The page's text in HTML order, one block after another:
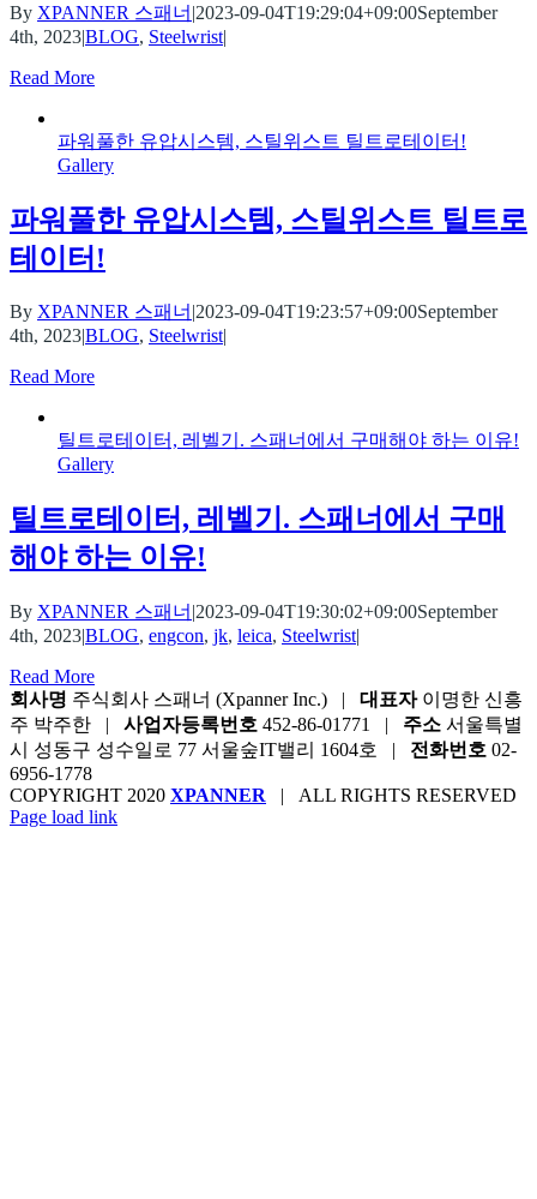
By XPANNER 스패너 |2023-09-04T19:29:04+09:00September
4th, 2023|BLOG, Steelwrist|
Read More
파워풀한 유압시스템, 스틸위스트 틸트로테이터!
Gallery
파워풀한 유압시스템, 스틸위스트 틸트로
테이터!
By XPANNER 스패너 |2023-09-04T19:23:57+09:00September
4th, 2023|BLOG, Steelwrist|
Read More
틸트로테이터, 레벨기. 스패너에서 구매해야 하는 이유!
Gallery
틸트로테이터, 레벨기. 스패너에서 구매
해야 하는 이유!
By XPANNER 스패너 |2023-09-04T19:30:02+09:00September
4th, 2023|BLOG, engcon, jk, leica, Steelwrist|
Read More
회사명 주식회사 스패너 (Xpanner Inc.) | 대표자이명한 신흥
주 박주한 | 사업자등록번호 452-86-01771 | 주소 서울특별
시 성동구 성수일로 77 서울숲IT밸리 1604호 | 전화번호 02-
6956-1778
COPYRIGHT 2020 XPANNER | ALL RIGHTS RESERVED
Page load link